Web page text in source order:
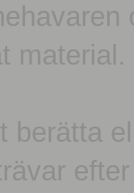
material.
berätta